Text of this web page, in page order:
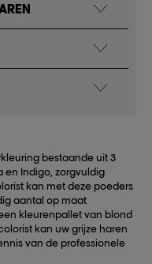
bestaande uit 3
en Indigo, zorgvuldig
kan met deze poeders
aantal op maat
kleurenpallet van blond
kan uw grijze haren
van de professionele